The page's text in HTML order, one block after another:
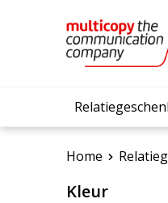
Home
Kleur